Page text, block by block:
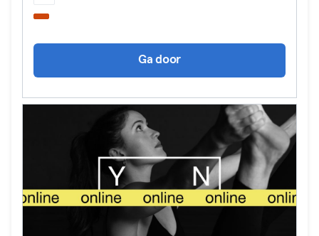
Ga door